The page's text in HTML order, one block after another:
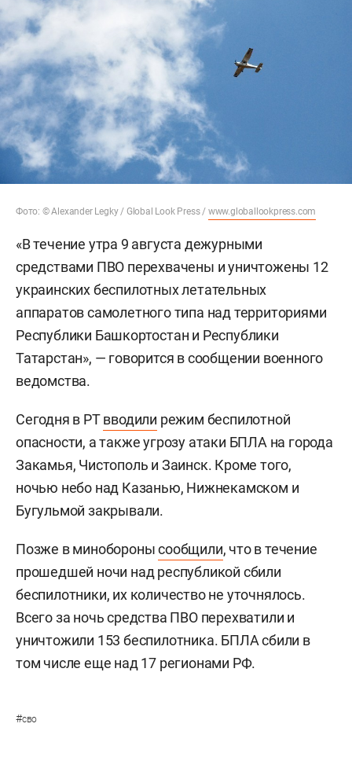
Фото: © Alexander Legky / Global Look Press / www.globallookpress.com
«В течение утра 9 августа дежурными
средствами ПВО перехвачены и уничтожены 12
украинских беспилотных летательных
аппаратов самолетного типа над территориями
Республики Башкортостан и Республики
Татарстан», — говорится в сообщении военного
ведомства.
Сегодня в РТвводили режим беспилотной
опасности, а также угрозу атаки БПЛА на города
Закамья, Чистополь и Заинск. Кроме того,
ночью небо над Казанью, Нижнекамском и
Бугульмой закрывали.
Позже в миноборонысообщили, что в течение
прошедшей ночи над республикой сбили
беспилотники, их количество не уточнялось.
Всего за ночь средства ПВО перехватили и
уничтожили 153 беспилотника. БПЛА сбили в
том числе еще над 17 регионами РФ.
#сво